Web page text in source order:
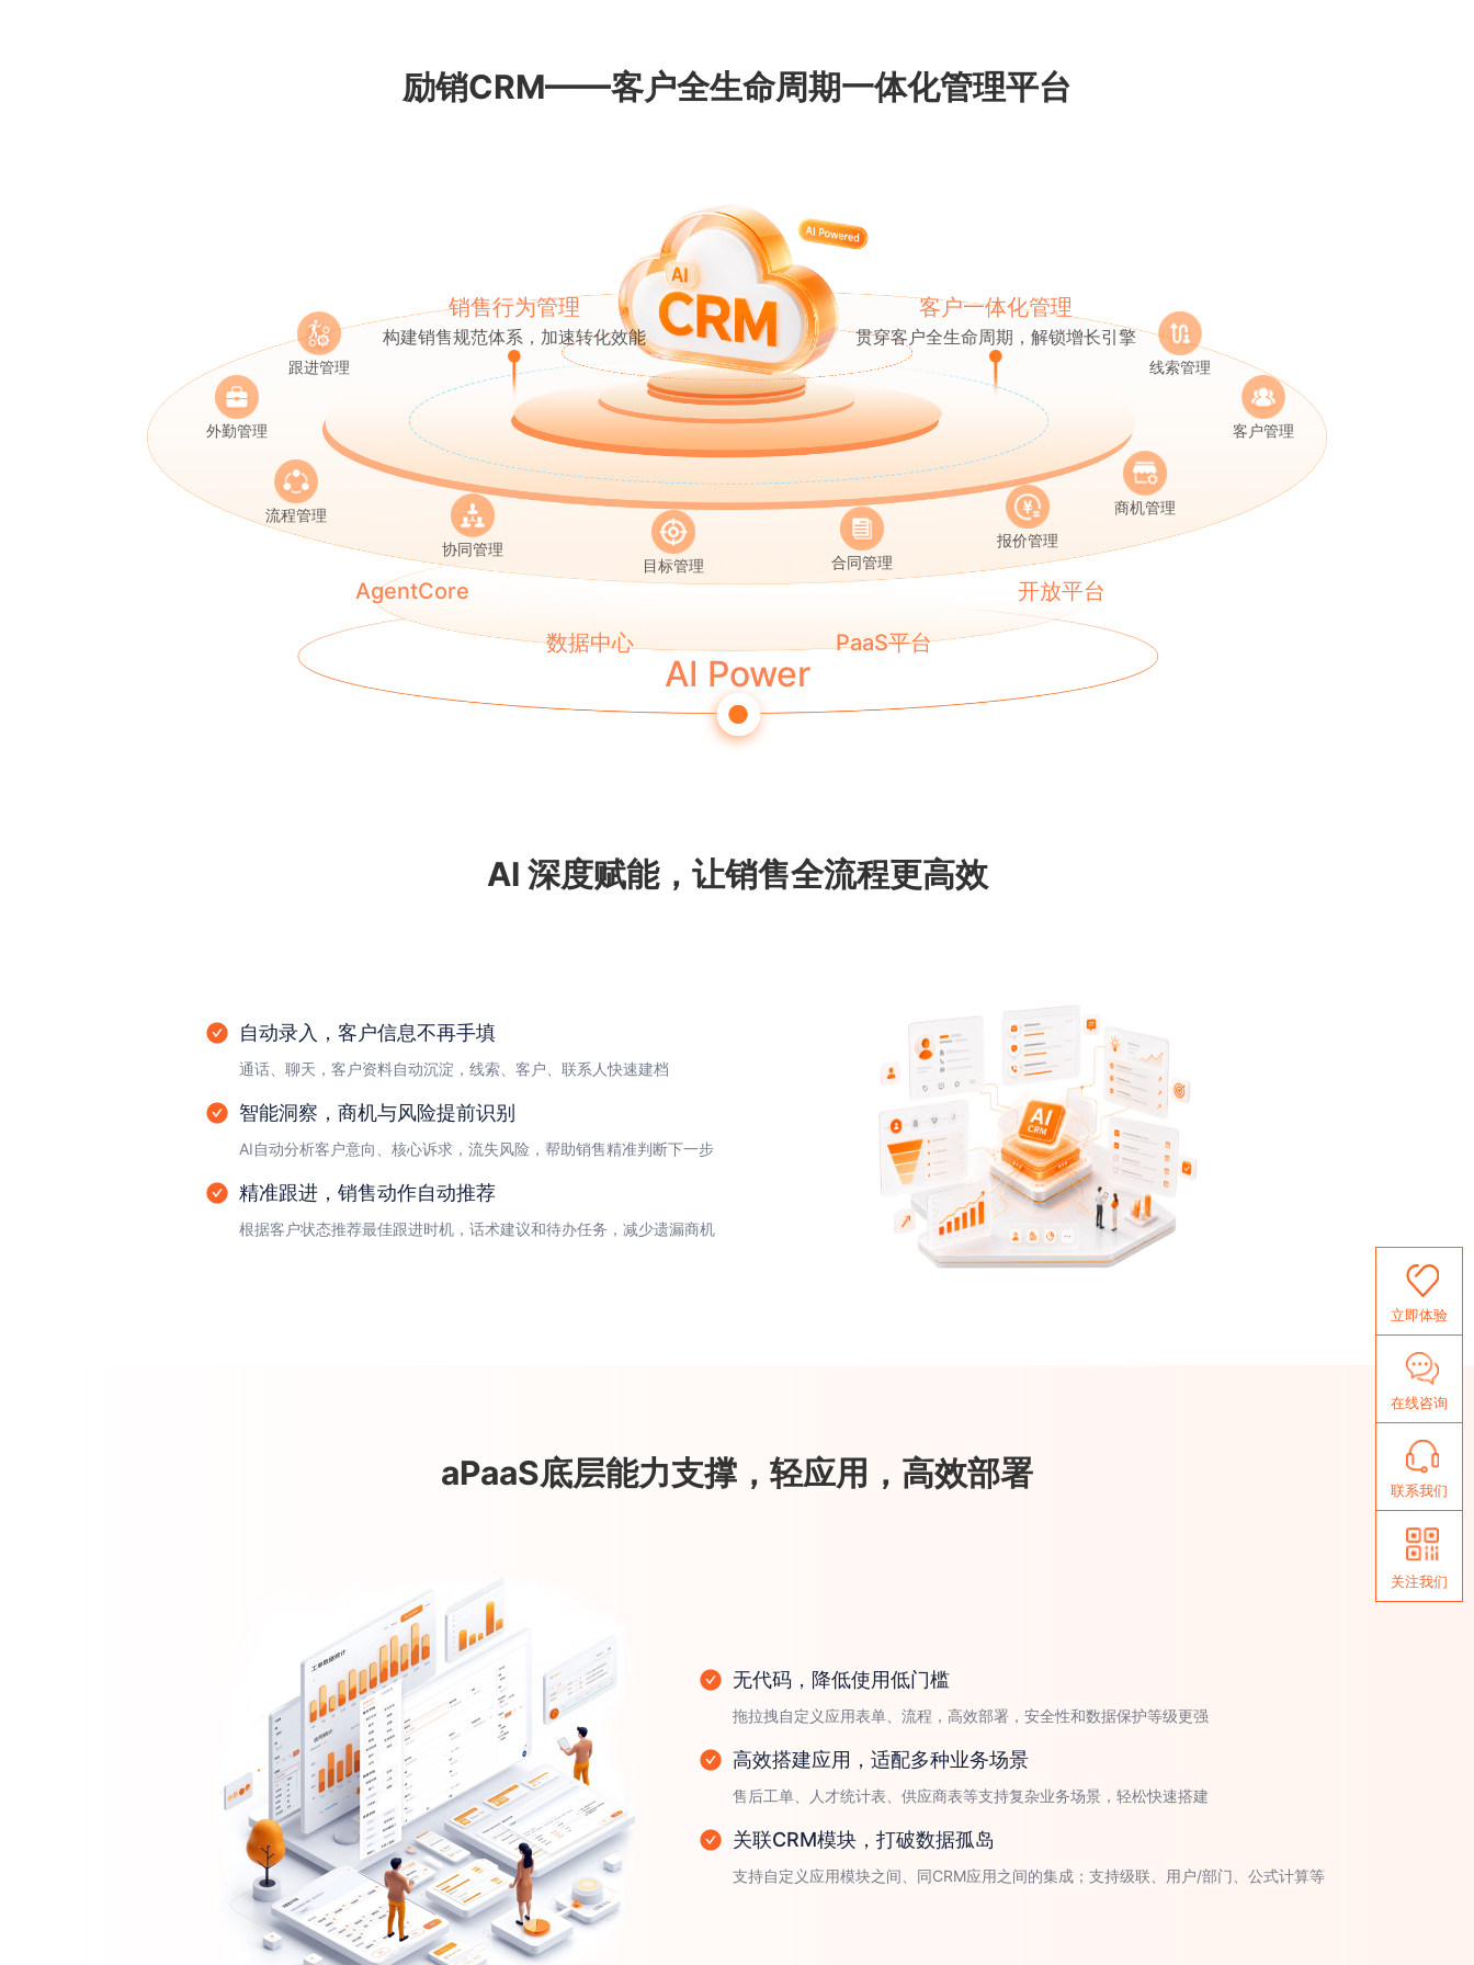
励销CRM——客户全生命周期一体化管理平台
数据中心 PaaS平台
AgentCore 开放平台
AI Power
销售行为管理
构建销售规范体系，加速转化效能
客户一体化管理
贯穿客户全生命周期，解锁增长引擎
跟进管理
外勤管理
流程管理
协同管理
目标管理
合同管理
报价管理
商机管理
客户管理
线索管理
AI 深度赋能，让销售全流程更高效
自动录入，客户信息不再手填
通话、聊天，客户资料自动沉淀，线索、客户、联系人快速建档
智能洞察，商机与风险提前识别
AI自动分析客户意向、核心诉求，流失风险，帮助销售精准判断下一步
精准跟进，销售动作自动推荐
根据客户状态推荐最佳跟进时机，话术建议和待办任务，减少遗漏商机
aPaaS底层能力支撑，轻应用，高效部署
无代码，降低使用低门槛
拖拉拽自定义应用表单、流程，高效部署，安全性和数据保护等级更强
高效搭建应用，适配多种业务场景
售后工单、人才统计表、供应商表等支持复杂业务场景，轻松快速搭建
关联CRM模块，打破数据孤岛
支持自定义应用模块之间、同CRM应用之间的集成；支持级联、用户/部门、公式计算等
立即体验
在线咨询
联系我们
关注我们